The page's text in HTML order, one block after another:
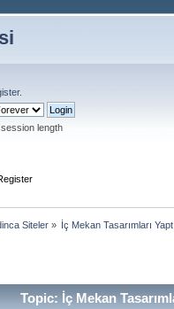
.
length
Siteler» İç Mekan Tasarımları
Topic: İç Mekan